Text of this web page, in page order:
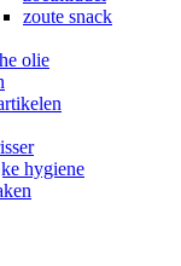
zoute snack
olie
hygiene